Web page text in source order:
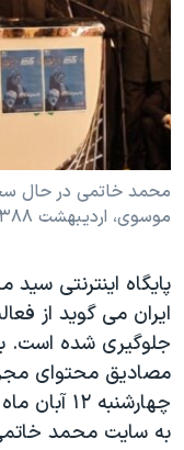
فرهنگ و زندگی
حقوق شهروندی
اقتصادی
علم و فناوری
گالری عکس
مستندها
انتخابات ریاست جمهوری
حمله جمهوری اسلامی
رمز مهسا
اعتراضات زن، زندگی،
تریبونال مردمی آبان ۹۸
دادگاه حمید نوری
چهل سال گروگان‌گیری
قانون شفافیت دارائی
دنبال کنید
زبانهای مختلف
محمد خاتمی در حال
موسوی، اردیبهشت ۱۳۸۸ - وب سایت محمد خاتمی
پایگاه اینترنتی
ایران می گوید از
جلوگیری شده است.
مصادیق محتوای
به سایت محمد